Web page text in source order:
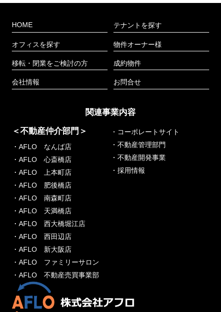
HOME
オフィスを探す
移転・閉業をご検討の方
会社情報
テナントを探す
物件オーナー様
成約物件
お問合せ
関連事業内容
＜不動産仲介部門＞
・AFLO なんば店
・AFLO 心斎橋店
・AFLO 上本町店
・AFLO 肥後橋店
・AFLO 南森町店
・AFLO 天満橋店
・AFLO 西大橋堀江店
・AFLO 西田辺店
・AFLO 新大阪店
・AFLO ファミリーサロン
・AFLO 不動産売買事業部
・コーポレートサイト
・不動産管理部門
・不動産開発事業
・採用情報